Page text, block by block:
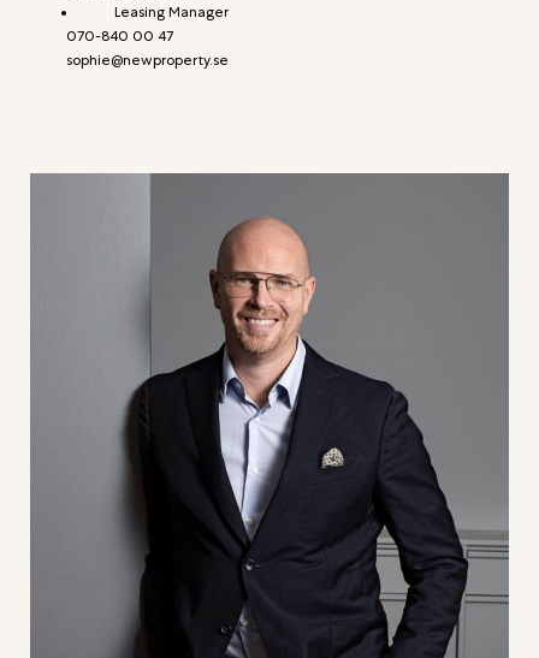
Leasing Manager
070-840 00 47
sophie@newproperty.se